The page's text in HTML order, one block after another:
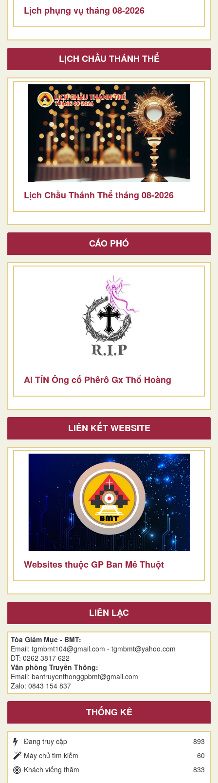
Lịch phụng vụ tháng 08-2026
LỊCH CHẦU THÁNH THỂ
Lịch Chầu Thánh Thể tháng 08-2026
CÁO PHÓ
AI TÍN Ông cố Phêrô Gx Thổ Hoàng
LIÊN KẾT WEBSITE
Websites thuộc GP Ban Mê Thuột
LIÊN LẠC
Tòa Giám Mục - BMT:
Email: tgmbmt104@gmail.com - tgmbmt@yahoo.com
ĐT: 0262 3817 622
Văn phòng Truyền Thông:
Email: bantruyenthonggpbmt@gmail.com
Zalo: 0843 154 837
THỐNG KÊ
Đang truy cập
893
Máy chủ tìm kiếm
60
Khách viếng thăm
833